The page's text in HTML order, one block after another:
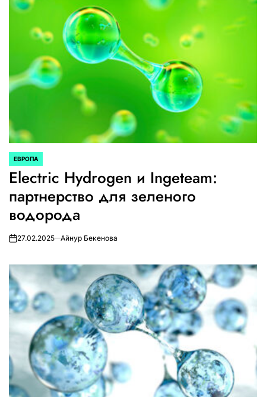
ОПУБЛИКОВАНО
В
ЕВРОПА
Electric Hydrogen и Ingeteam:
партнерство для зеленого
водорода
on27.02.2025 Айнур Бекенова